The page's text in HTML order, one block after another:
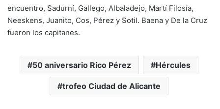
encuentro, Sadurní, Gallego, Albaladejo, Martí Filosía,
Neeskens, Juanito, Cos, Pérez y Sotil. Baena y De la Cruz
fueron los capitanes.
50 aniversario Rico Pérez Hércules
trofeo Ciudad de Alicante